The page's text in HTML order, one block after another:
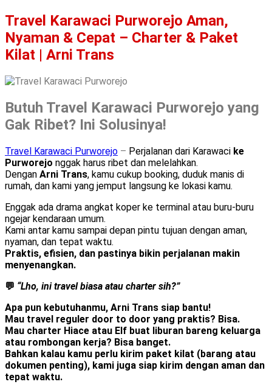
Travel Karawaci Purworejo Aman,
Nyaman & Cepat – Charter & Paket
Kilat | Arni Trans
Butuh Travel Karawaci Purworejo yang
Gak Ribet? Ini Solusinya!
Travel Karawaci Purworejo – Perjalanan dari Karawaci ke
Purworejo nggak harus ribet dan melelahkan.
Dengan Arni Trans, kamu cukup booking, duduk manis di
rumah, dan kami yang jemput langsung ke lokasi kamu.
Enggak ada drama angkat koper ke terminal atau buru-buru
ngejar kendaraan umum.
Kami antar kamu sampai depan pintu tujuan dengan aman,
nyaman, dan tepat waktu.
Praktis, efisien, dan pastinya bikin perjalanan makin
menyenangkan.
💬 “Lho, ini travel biasa atau charter sih?”
Apa pun kebutuhanmu, Arni Trans siap bantu!
Mau travel reguler door to door yang praktis? Bisa.
Mau charter Hiace atau Elf buat liburan bareng keluarga
atau rombongan kerja? Bisa banget.
Bahkan kalau kamu perlu kirim paket kilat (barang atau
dokumen penting), kami juga siap kirim dengan aman dan
tepat waktu.